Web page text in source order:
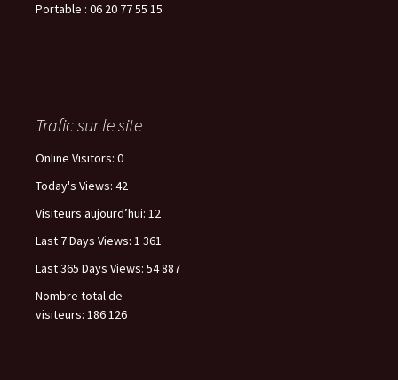
Portable : 06 20 77 55 15
Trafic sur le site
Online Visitors: 0
Today's Views: 42
Visiteurs aujourd’hui: 12
Last 7 Days Views: 1 361
Last 365 Days Views: 54 887
Nombre total de
visiteurs: 186 126